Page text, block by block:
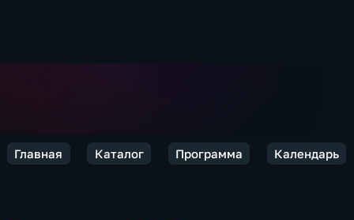
Главная Каталог Программа Календарь